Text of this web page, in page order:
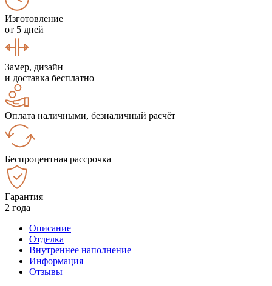
Изготовление
от 5 дней
Замер, дизайн
и доставка бесплатно
Оплата наличными, безналичный расчёт
Беспроцентная рассрочка
Гарантия
2 года
Описание
Отделка
Внутреннее наполнение
Информация
Отзывы